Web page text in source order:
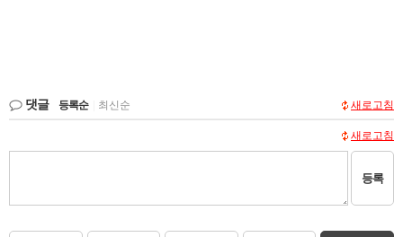
댓글 등록순 최신순 새로고침
새로고침
등록